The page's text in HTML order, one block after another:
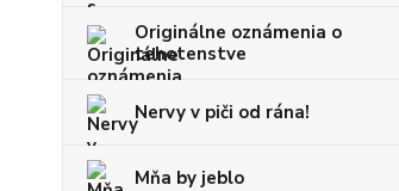
Originálne oznámenia o
tehotenstve
Nervy v piči od rána!
Mňa by jeblo